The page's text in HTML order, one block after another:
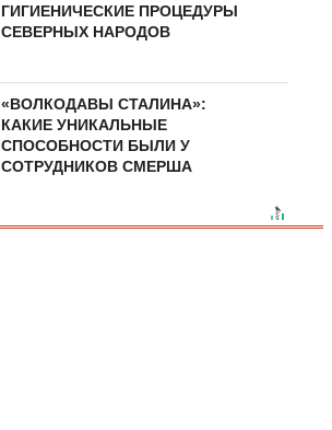
ГИГИЕНИЧЕСКИЕ ПРОЦЕДУРЫ
СЕВЕРНЫХ НАРОДОВ
«ВОЛКОДАВЫ СТАЛИНА»:
КАКИЕ УНИКАЛЬНЫЕ
СПОСОБНОСТИ БЫЛИ У
СОТРУДНИКОВ СМЕРША